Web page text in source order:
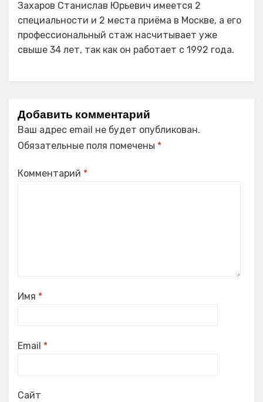
Захаров Станислав Юрьевич имеется 2
специальности и 2 места приёма в Москве, а его
профессиональный стаж насчитывает уже
свыше 34 лет, так как он работает с 1992 года.
Добавить комментарий
Ваш адрес email не будет опубликован.
Обязательные поля помечены *
Комментарий *
Имя *
Email *
Сайт